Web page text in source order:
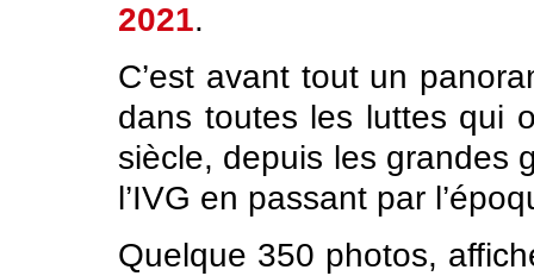
2021.
C’est avant tout un
dans toutes les luttes qui
siècle, depuis les grandes
l’IVG en passant par
Quelque 350 photos,